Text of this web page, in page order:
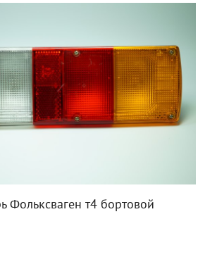
Фольксваген т4 бортовой